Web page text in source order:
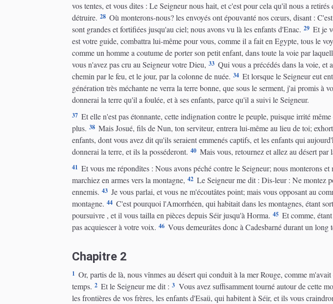
vos tentes, et vous dites : Le Seigneur nous hait, et c'est pour cela qu'il nous a
détruire. 28 Où monterons-nous? les envoyés ont épouvanté nos cœurs, disant :
sont grandes et fortifiées jusqu'au ciel; nous avons vu là les enfants d'Enac. 29 Et je
est votre guide, combattra lui-même pour vous, comme il a fait en Egypte, tous le
comme un homme a coutume de porter son petit enfant, dans toute la voie par
vous n'avez pas cru au Seigneur votre Dieu, 33 Qui vous a précédés dans la voie, et
chemin par le feu, et le jour, par la colonne de nuée. 34 Et lorsque le Seigneur eut
génération très méchante ne verra la terre bonne, que sous le serment, j'ai promis à
donnerai la terre qu'il a foulée, et à ses enfants, parce qu'il a suivi le Seigneur.
37 Et elle n'est pas étonnante, cette indignation contre le peuple, puisque irrité
plus. 38 Mais Josué, fils de Nun, ton serviteur, entrera lui-même au lieu de toi;
enfants, dont vous avez dit qu'ils seraient emmenés captifs, et les enfants qui
donnerai la terre, et ils la posséderont. 40 Mais vous, retournez et allez au désert par
41 Et vous me répondîtes : Nous avons péché contre le Seigneur; nous monterons
marchiez en armes vers la montagne, 42 Le Seigneur me dit : Dis-leur : Ne montez
ennemis. 43 Je vous parlai, et vous ne m'écoutâtes point; mais vous opposant au
montagne. 44 C'est pourquoi l'Amorrhéen, qui habitait dans les montagnes, étant
poursuivre , et il vous tailla en pièces depuis Séir jusqu'à Horma. 45 Et comme,
pas acquiescer à votre voix. 46 Vous demeurâtes donc à Cadesbarné durant un long
Chapitre 2
1 Or, partis de là, nous vînmes au désert qui conduit à la mer Rouge, comme
temps. 2 Et le Seigneur me dit : 3 Vous avez suffisamment tourné autour de cette
les frontières de vos frères, les enfants d'Esaü, qui habitent à Séir, et ils vous